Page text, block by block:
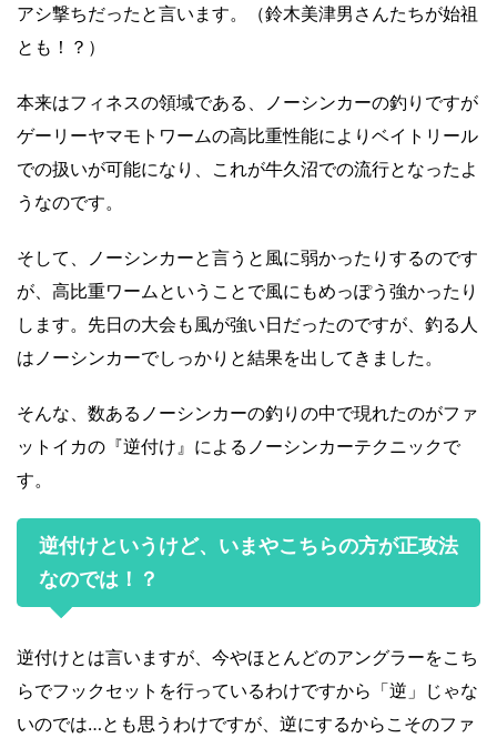
アシ撃ちだったと言います。（鈴木美津男さんたちが始祖
とも！？）
本来はフィネスの領域である、ノーシンカーの釣りですが
ゲーリーヤマモトワームの高比重性能によりベイトリール
での扱いが可能になり、これが牛久沼での流行となったよ
うなのです。
そして、ノーシンカーと言うと風に弱かったりするのです
が、高比重ワームということで風にもめっぽう強かったり
します。先日の大会も風が強い日だったのですが、釣る人
はノーシンカーでしっかりと結果を出してきました。
そんな、数あるノーシンカーの釣りの中で現れたのがファ
ットイカの『逆付け』によるノーシンカーテクニックで
す。
逆付けというけど、いまやこちらの方が正攻法
なのでは！？
逆付けとは言いますが、今やほとんどのアングラーをこち
らでフックセットを行っているわけですから「逆」じゃな
いのでは…とも思うわけですが、逆にするからこそのファ